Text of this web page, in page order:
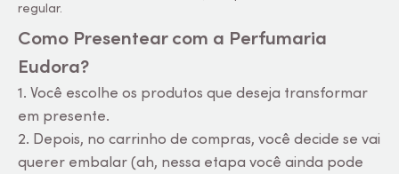
regular.
Como Presentear com a Perfumaria
Eudora?
1. Você escolhe os produtos que deseja transformar
em presente.
2. Depois, no carrinho de compras, você decide se vai
querer embalar (ah, nessa etapa você ainda pode